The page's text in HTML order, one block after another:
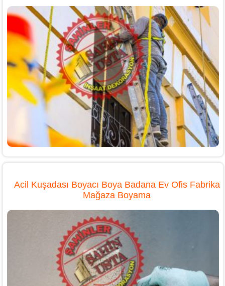
Acil Kuşadası Boyacı Boya Badana Ev Ofis Fabrika
Mağaza Boyama